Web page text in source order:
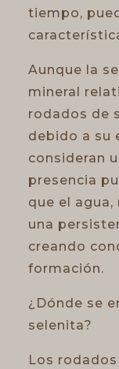
tiempo,
Aunque la
mineral
rodados de
debido a su
consideran
presencia
que el agua,
una
creando
formación.
¿Dónde se
selenita?
Los